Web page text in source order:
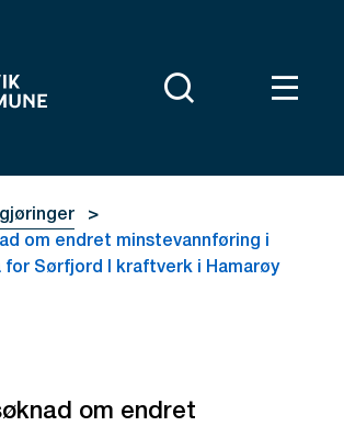
om endret minstevannføring i
for Sørfjord I kraftverk i Hamarøy
om endret